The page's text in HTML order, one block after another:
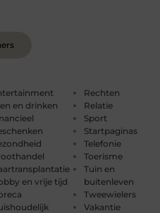
en drinken
en vrije tijd
Rechten
Relatie
Sport
Startpaginas
Telefonie
Toerisme
Tuin en
buitenleven
Tweewielers
Vakantie